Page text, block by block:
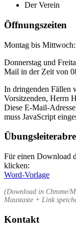
Der Verein
Öffnungszeiten
Montag bis
Donnerstag und
Mail in der Zeit von
In dringenden Fällen
Vorsitzenden, Herrn
Diese E-Mail-
muss JavaScript
Für einen Download
klicken:
Word-Vorlage
(Download in Chrome/
Maustaste + Link
Kontakt